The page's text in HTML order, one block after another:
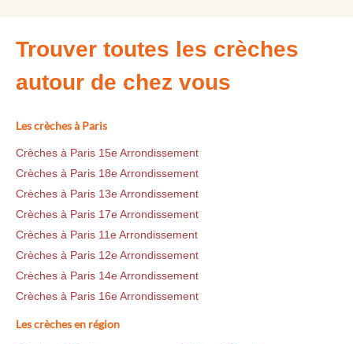
Trouver toutes les crèches
autour de chez vous
Les crèches à Paris
Crèches à Paris 15e Arrondissement
Crèches à Paris 18e Arrondissement
Crèches à Paris 13e Arrondissement
Crèches à Paris 17e Arrondissement
Crèches à Paris 11e Arrondissement
Crèches à Paris 12e Arrondissement
Crèches à Paris 14e Arrondissement
Crèches à Paris 16e Arrondissement
Les crèches en région